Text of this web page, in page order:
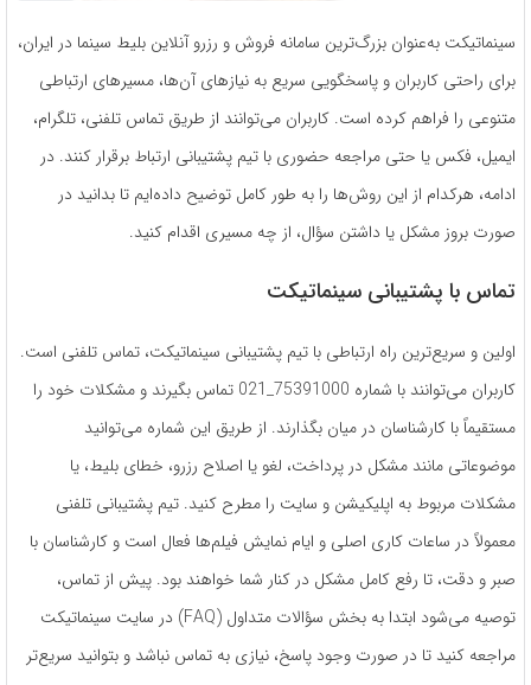
سینماتیکت به‌عنوان بزرگ‌ترین سامانه فروش و رزرو آنلاین بلیط سینما در ایران،
برای راحتی کاربران و پاسخگویی سریع به نیازهای آن‌ها، مسیرهای ارتباطی
متنوعی را فراهم کرده است. کاربران می‌توانند از طریق تماس تلفنی، تلگرام،
ایمیل، فکس یا حتی مراجعه حضوری با تیم پشتیبانی ارتباط برقرار کنند. در
ادامه، هرکدام از این روش‌ها را به طور کامل توضیح داده‌ایم تا بدانید در
صورت بروز مشکل یا داشتن سؤال، از چه مسیری اقدام کنید.
تماس با پشتیبانی سینماتیکت
اولین و سریع‌ترین راه ارتباطی با تیم پشتیبانی سینماتیکت، تماس تلفنی است.
کاربران می‌توانند با شماره 75391000_021 تماس بگیرند و مشکلات خود را
مستقیماً با کارشناسان در میان بگذارند. از طریق این شماره می‌توانید
موضوعاتی مانند مشکل در پرداخت، لغو یا اصلاح رزرو، خطای بلیط، یا
مشکلات مربوط به اپلیکیشن و سایت را مطرح کنید. تیم پشتیبانی تلفنی
معمولاً در ساعات کاری اصلی و ایام نمایش فیلم‌ها فعال است و کارشناسان با
صبر و دقت، تا رفع کامل مشکل در کنار شما خواهند بود. پیش از تماس،
توصیه می‌شود ابتدا به بخش سؤالات متداول (FAQ) در سایت سینماتیکت
مراجعه کنید تا در صورت وجود پاسخ، نیازی به تماس نباشد و بتوانید سریع‌تر